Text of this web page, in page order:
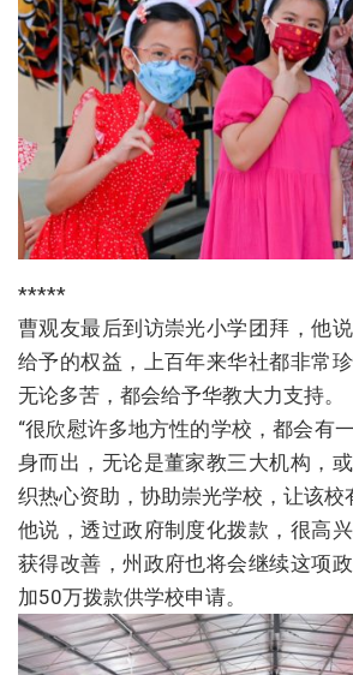
*****
曹观友最后到访崇光小学团拜，他
给予的权益，上百年来华社都非常
无论多苦，都会给予华教大力支持。
“很欣慰许多地方性的学校，都会有
身而出，无论是董家教三大机构，
织热心资助，协助崇光学校，让该校
他说，透过政府制度化拨款，很高
获得改善，州政府也将会继续这项
加50万拨款供学校申请。